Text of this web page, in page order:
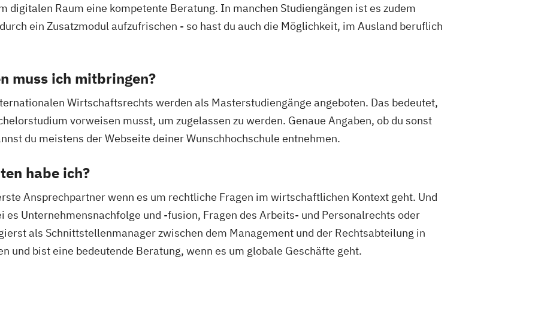
digitalen Raum eine kompetente Beratung. In manchen Studiengängen ist es zudem
ein Zusatzmodul aufzufrischen - so hast du auch die Möglichkeit, im Ausland beruflich
muss ich mitbringen?
Wirtschaftsrechts werden als Masterstudiengänge angeboten. Das bedeutet,
vorweisen musst, um zugelassen zu werden. Genaue Angaben, ob du sonst
du meistens der Webseite deiner Wunschhochschule entnehmen.
habe ich?
Ansprechpartner wenn es um rechtliche Fragen im wirtschaftlichen Kontext geht. Und
es Unternehmensnachfolge und -fusion, Fragen des Arbeits- und Personalrechts oder
als Schnittstellenmanager zwischen dem Management und der Rechtsabteilung in
und bist eine bedeutende Beratung, wenn es um globale Geschäfte geht.